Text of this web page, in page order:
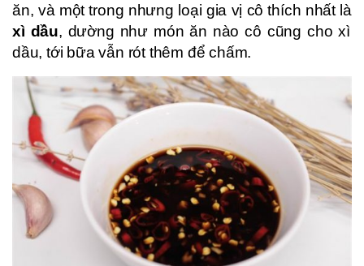
ăn, và một trong nhưng loại gia vị cô thích nhất là
xì dầu, dường như món ăn nào cô cũng cho xì
dầu, tới bữa vẫn rót thêm để chấm.